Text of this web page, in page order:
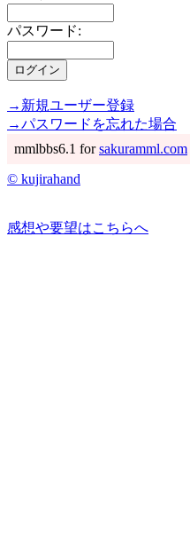
パスワード:
→新規ユーザー登録
→パスワードを忘れた場合
mmlbbs6.1 forsakuramml.com
© kujirahand
感想や要望はこちらへ